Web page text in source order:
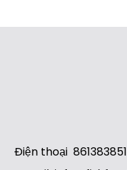
Điện thoại